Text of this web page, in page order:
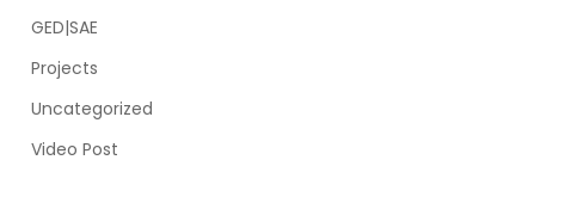
GED|SAE
Projects
Uncategorized
Video Post